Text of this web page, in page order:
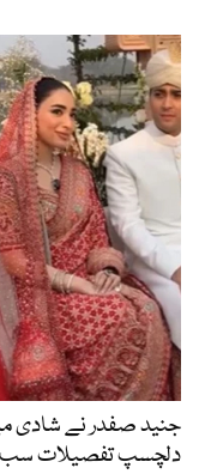
جنید صفدر نے شادی
دلچسپ تفصیلات سب